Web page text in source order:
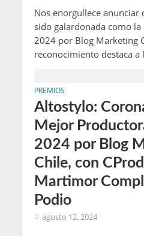
Nos enorgullece anunciar
sido galardonada como la
2024 por Blog Marketing
reconocimiento destaca a
PREMIOS
Altostylo:
Mejor
2024 por Blog
Chile, con
Martimor
Podio
agosto 12, 2024